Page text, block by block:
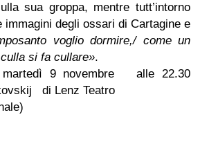
sua groppa, mentre tutt’intorno
immagini degli ossari di Cartagine e
voglio dormire,/ come un
si fa cullare».
9 novembre alle 22.30
di Lenz Teatro
)